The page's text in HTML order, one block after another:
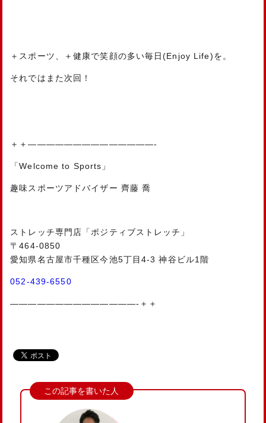
＋スポーツ、＋健康で笑顔の多い毎日(Enjoy Life)を。
それではまた次回！
＋＋——————————————-
「Welcome to Sports」
趣味スポーツアドバイザー 齊藤 喬
ストレッチ専門店「ポジティブストレッチ」
〒464-0850
愛知県名古屋市千種区今池5丁目4-3 神谷ビル1階
052-439-6550
——————————————-＋＋